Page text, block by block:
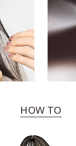
HOW TO